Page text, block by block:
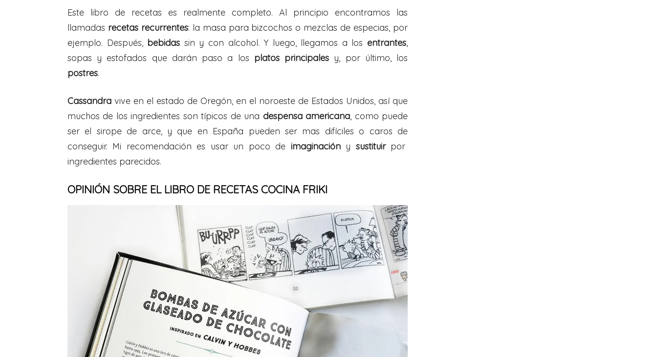
Este libro de recetas es realmente completo. Al principio encontramos las
llamadas recetas recurrentes: la masa para bizcochos o mezclas de especias, por
ejemplo. Después, bebidas sin y con alcohol. Y luego, llegamos a los entrantes,
sopas y estofados que darán paso a los platos principales y, por último, los
postres.
Cassandra vive en el estado de Oregón, en el noroeste de Estados Unidos, así que
muchos de los ingredientes son típicos de una despensa americana, como puede
ser el sirope de arce, y que en España pueden ser mas difíciles o caros de
conseguir. Mi recomendación es usar un poco de imaginacióny sustituirpor
ingredientes parecidos.
OPINIÓN SOBRE EL LIBRO DE RECETAS COCINA FRIKI